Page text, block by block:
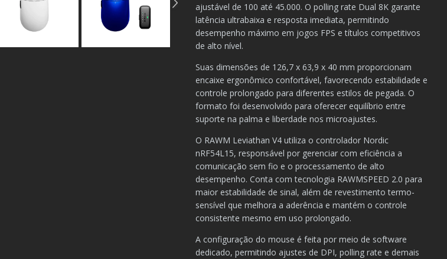
ajustável de 100 até 45.000. O polling rate Dual 8K garante
latência ultrabaixa e resposta imediata, permitindo
desempenho máximo em jogos FPS e títulos competitivos
de alto nível.
Suas dimensões de 126,7 x 63,9 x 40 mm proporcionam
encaixe ergonômico confortável, favorecendo estabilidade e
controle prolongado para diferentes estilos de pegada. O
formato foi desenvolvido para oferecer equilíbrio entre
suporte na palma e liberdade nos microajustes.
O RAWM Leviathan V4 utiliza o controlador Nordic
nRF54L15, responsável por gerenciar com eficiência a
comunicação sem fio e o processamento de alto
desempenho. Conta com tecnologia RAWMSPEED 2.0 para
maior estabilidade de sinal, além de revestimento termo-
sensível que melhora a aderência e mantém o controle
consistente mesmo em uso prolongado.
A configuração do mouse é feita por meio de software
dedicado, permitindo ajustes de DPI, polling rate e demais